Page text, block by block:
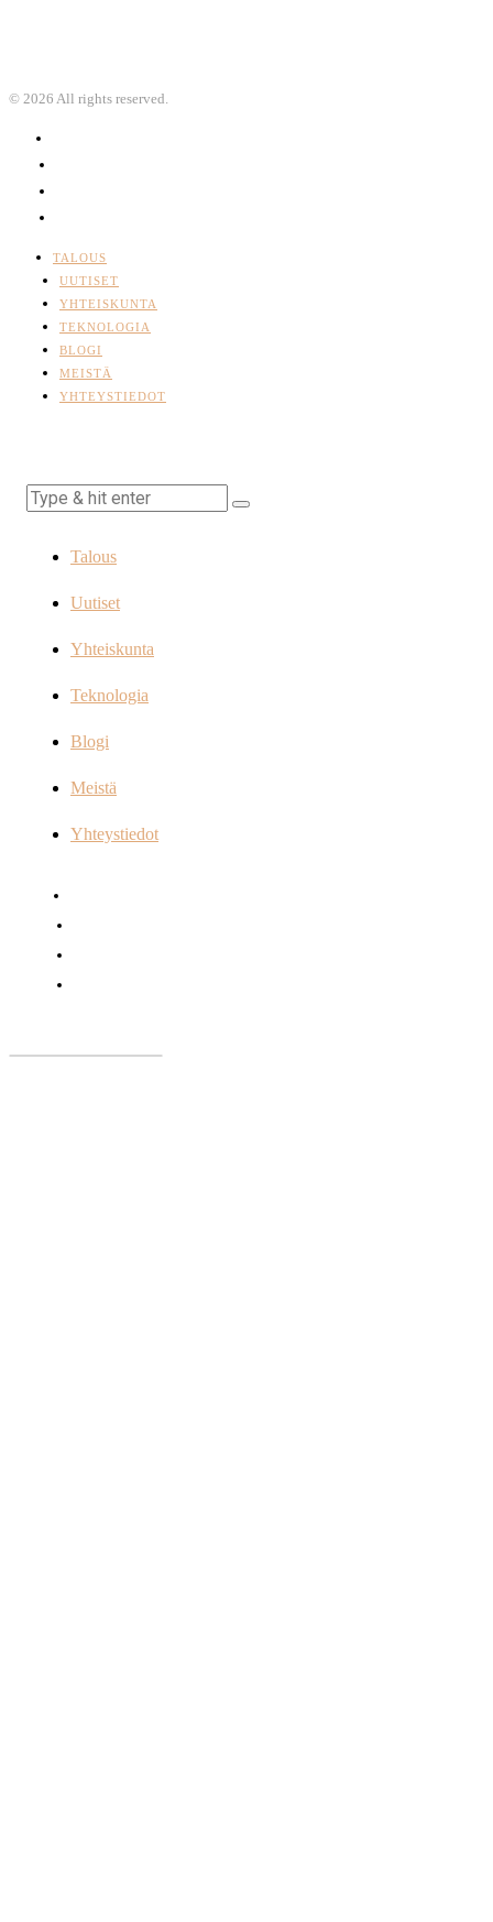
© 2026 All rights reserved.
TALOUS
UUTISET
YHTEISKUNTA
TEKNOLOGIA
BLOGI
MEISTÄ
YHTEYSTIEDOT
Talous
Uutiset
Yhteiskunta
Teknologia
Blogi
Meistä
Yhteystiedot